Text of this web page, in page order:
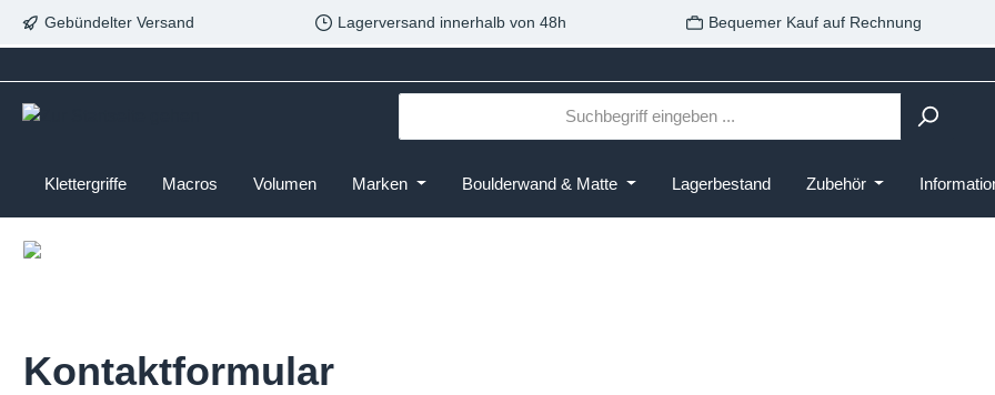
Gebündelter Versand Lagerversand innerhalb von 48h Bequemer Kauf auf Rechnung
Klettergriffe Macros Volumen Marken Boulderwand & Matte Lagerbestand Zubehör
Kontaktformular